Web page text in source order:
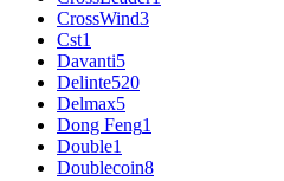
CrossWind3
Cst1
Davanti5
Delinte520
Delmax5
Dong Feng1
Double1
Doublecoin8